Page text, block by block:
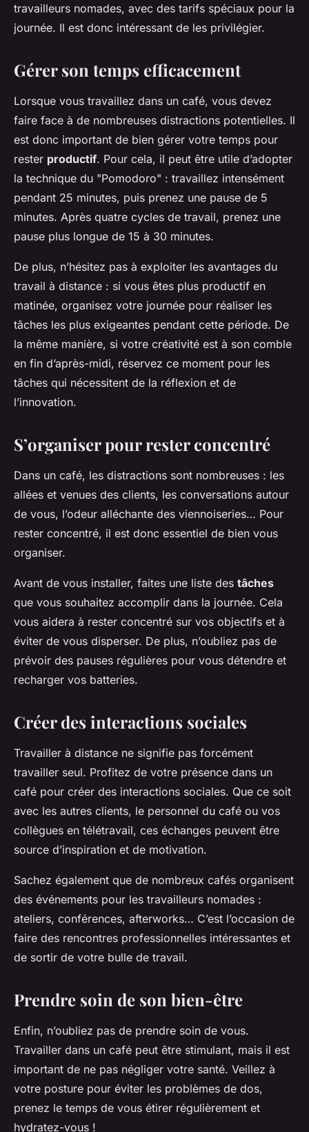
travailleurs nomades, avec des tarifs spéciaux pour la
journée. Il est donc intéressant de les privilégier.
Gérer son temps efficacement
Lorsque vous travaillez dans un café, vous devez
faire face à de nombreuses distractions potentielles. Il
est donc important de bien gérer votre temps pour
rester productif. Pour cela, il peut être utile d’adopter
la technique du "Pomodoro" : travaillez intensément
pendant 25 minutes, puis prenez une pause de 5
minutes. Après quatre cycles de travail, prenez une
pause plus longue de 15 à 30 minutes.
De plus, n’hésitez pas à exploiter les avantages du
travail à distance : si vous êtes plus productif en
matinée, organisez votre journée pour réaliser les
tâches les plus exigeantes pendant cette période. De
la même manière, si votre créativité est à son comble
en fin d’après-midi, réservez ce moment pour les
tâches qui nécessitent de la réflexion et de
l’innovation.
S’organiser pour rester concentré
Dans un café, les distractions sont nombreuses : les
allées et venues des clients, les conversations autour
de vous, l’odeur alléchante des viennoiseries… Pour
rester concentré, il est donc essentiel de bien vous
organiser.
Avant de vous installer, faites une liste des tâches
que vous souhaitez accomplir dans la journée. Cela
vous aidera à rester concentré sur vos objectifs et à
éviter de vous disperser. De plus, n’oubliez pas de
prévoir des pauses régulières pour vous détendre et
recharger vos batteries.
Créer des interactions sociales
Travailler à distance ne signifie pas forcément
travailler seul. Profitez de votre présence dans un
café pour créer des interactions sociales. Que ce soit
avec les autres clients, le personnel du café ou vos
collègues en télétravail, ces échanges peuvent être
source d’inspiration et de motivation.
Sachez également que de nombreux cafés organisent
des événements pour les travailleurs nomades :
ateliers, conférences, afterworks… C’est l’occasion de
faire des rencontres professionnelles intéressantes et
de sortir de votre bulle de travail.
Prendre soin de son bien-être
Enfin, n’oubliez pas de prendre soin de vous.
Travailler dans un café peut être stimulant, mais il est
important de ne pas négliger votre santé. Veillez à
votre posture pour éviter les problèmes de dos,
prenez le temps de vous étirer régulièrement et
hydratez-vous !